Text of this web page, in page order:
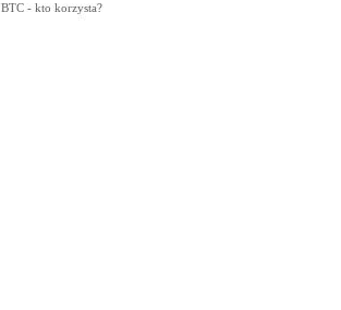
BTC - kto korzysta?